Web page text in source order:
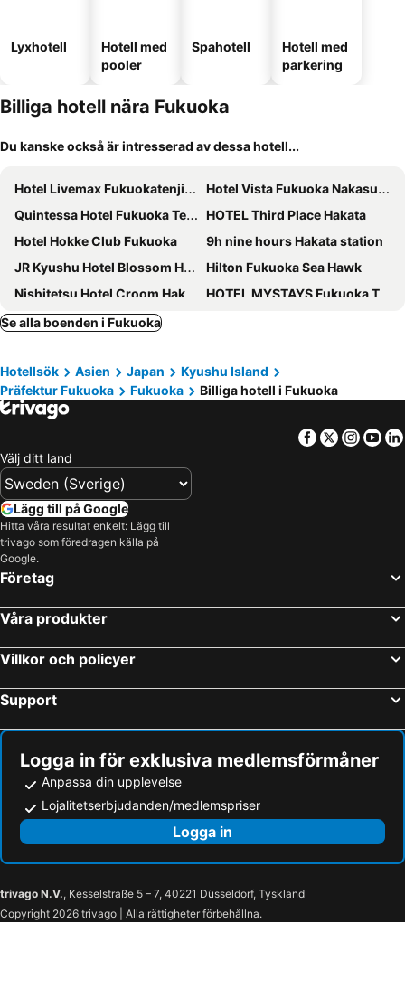
Lyxhotell
Hotell med
pooler
Spahotell
Hotell med
parkering
Billiga hotell nära Fukuoka
Du kanske också är intresserad av dessa hotell...
Hotel Livemax Fukuokatenjin West
Hotel Vista Fukuoka Nakasu-Kawabata
Quintessa Hotel Fukuoka Tenjin Minami
HOTEL Third Place Hakata
Hotel Hokke Club Fukuoka
9h nine hours Hakata station
JR Kyushu Hotel Blossom Hakata Central
Hilton Fukuoka Sea Hawk
Nishitetsu Hotel Croom Hakata
HOTEL MYSTAYS Fukuoka Tenjin
Hotel Grandolce HAKATA
Daiwa Roynet Hotel Fukuoka Nishinakasu
KOKO HOTEL Hakata shinkansenguchi
APA Hotel Hakata Ekimae 4 chome
Plaza Hotel Premier
Hotel New Otani Hakata
Hotel Nikko Fukuoka
Hotel New Gaea Kamigofuku
Oriental Hotel Fukuoka Hakata Station
Apa Hotel Hakata Ekimae 3chome
Hotel Japanesque Fukuoka
The Residential Suites Fukuoka
Hotel Livemax Hakata Nakasu
Apa Hotel Hakata Eki Chikushiguchi
Hotel Oriental Express Fukuoka Tenjin
S-Peria Hotel Hakata
Nest Hotel Hakata Station
Apa Hotel Hakata Ekimae 2 Chome
Daiwa Roynet Hotel Hakata Reisen PREMIER
Apa Hotel Hakata Gion Ekimae
JR Kyushu Hotel Blossom Fukuoka
The Millennials Fukuoka
You Style Hotel Hakata
Zonk Hotel Nakasu
Comfort Inn Fukuoka Tenjin
MK Hotels Nishinakasu
Fukuoka Floral Inn Nishinakasu
Solaria Nishitetsu Hotel Fukuoka
Tokyu Stay Fukuoka Tenjin
Toyoko Inn Hakata Nishi-Nakasu
Se alla boenden i Fukuoka
Hotellsök Asien Japan
Kyushu Island
Präfektur Fukuoka
Fukuoka Billiga hotell i Fukuoka
Facebook
Twitter
Välj ditt land
Lägg till på Google
Hitta våra resultat enkelt: Lägg till
trivago som föredragen källa på
Google.
Företag
Våra produkter
Villkor och policyer
Support
Logga in för exklusiva medlemsförmåner
Anpassa din upplevelse
Lojalitetserbjudanden/medlemspriser
Logga in
trivago N.V., Kesselstraße 5 – 7, 40221 Düsseldorf, Tyskland
Copyright 2026 trivago | Alla rättigheter förbehållna.